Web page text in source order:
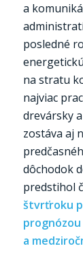
a
posledné
na stratu
najviac
drevársky
zostáva aj
dôchodok
predstihol
štvrťroku
a